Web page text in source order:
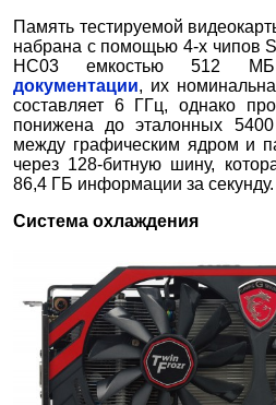
Память тестируемой
набрана с помощью 4-х чипов
HC03 емкостью 512 МБ
документации, их
составляет 6 ГГц, однако
понижена до эталонных
между графическим ядром и
через 128-битную шину,
86,4 ГБ информации за секунду.
Система охлаждения